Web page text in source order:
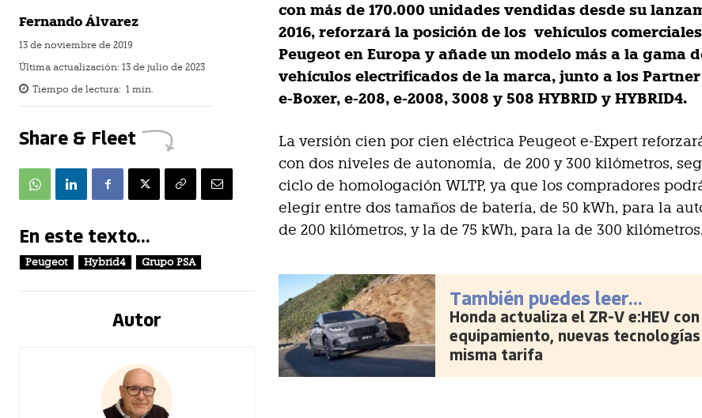
Fernando Álvarez
13 de noviembre de 2019
Última actualización: 13 de julio de 2023
Tiempo de lectura: 1 min.
Share & Fleet
En este texto...
Peugeot Hybrid4 Grupo PSA
Autor
con más de 170.000 unidades vendidas desde su
2016, reforzará la posición de los vehículos
Peugeot en Europa y añade un modelo más a la gama
vehículos electrificados de la marca, junto a los
e-Boxer, e-208, e-2008, 3008 y 508 HYBRID y HYBRID4.
La versión cien por cien eléctrica Peugeot e-Expert
con dos niveles de autonomía, de 200 y 300 kilómetros,
ciclo de homologación WLTP, ya que los compradores
elegir entre dos tamaños de batería, de 50 kWh, para la
de 200 kilómetros, y la de 75 kWh, para la de 300 kilómetros.
También puedes leer...
Honda actualiza el ZR-V e:HEV
equipamiento, nuevas
misma tarifa